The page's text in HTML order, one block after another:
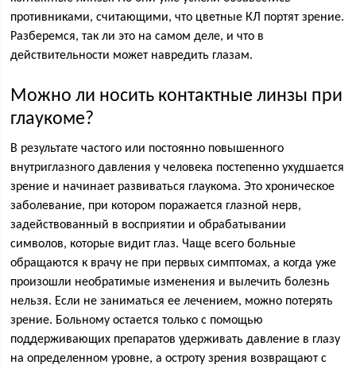
противниками, считающими, что цветные КЛ портят зрение.
Разберемся, так ли это на самом деле, и что в
действительности может навредить глазам.
Можно ли носить контактные линзы при
глаукоме?
В результате частого или постоянно повышенного
внутриглазного давления у человека постепенно ухудшается
зрение и начинает развиваться глаукома. Это хроническое
заболевание, при котором поражается глазной нерв,
задействованный в восприятии и обрабатывании
символов, которые видит глаз. Чаще всего больные
обращаются к врачу не при первых симптомах, а когда уже
произошли необратимые изменения и вылечить болезнь
нельзя. Если не заниматься ее лечением, можно потерять
зрение. Больному остается только с помощью
поддерживающих препаратов удерживать давление в глазу
на определенном уровне, а остроту зрения возвращают с